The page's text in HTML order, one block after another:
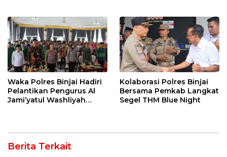
Waka Polres Binjai Hadiri
Pelantikan Pengurus Al
Jami’yatul Washliyah
Kolaborasi Polres Binjai
Bersama Pemkab Langkat
Segel THM Blue Night
Berita Terkait